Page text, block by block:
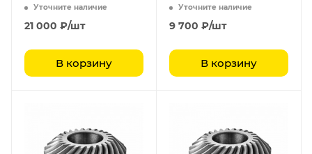
Уточните наличие
21 000 ₽/шт
В корзину
Уточните наличие
9 700 ₽/шт
В корзину